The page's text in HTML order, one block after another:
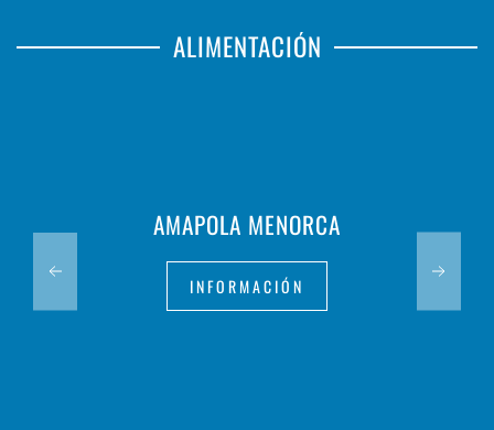
ALIMENTACIÓN
AMAPOLA MENORCA
INFORMACIÓN